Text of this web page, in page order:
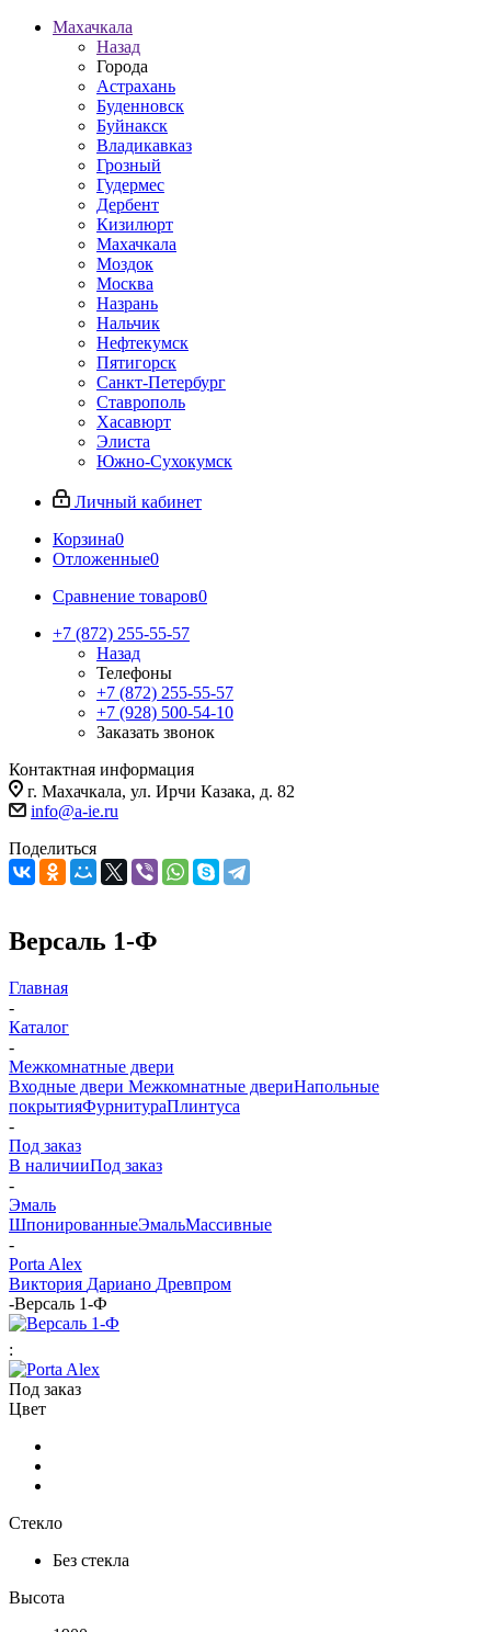
Махачкала
Назад
Города
Астрахань
Буденновск
Буйнакск
Владикавказ
Грозный
Гудермес
Дербент
Кизилюрт
Махачкала
Моздок
Москва
Назрань
Нальчик
Нефтекумск
Пятигорск
Санкт-Петербург
Ставрополь
Хасавюрт
Элиста
Южно-Сухокумск
Личный кабинет
Корзина0
Отложенные0
Сравнение товаров0
+7 (872) 255-55-57
Назад
Телефоны
+7 (872) 255-55-57
+7 (928) 500-54-10
Заказать звонок
Контактная информация
г. Махачкала, ул. Ирчи Казака, д. 82
info@a-ie.ru
Поделиться
Версаль 1-Ф
Главная
-
Каталог
-
Межкомнатные двери
Входные двери Межкомнатные двериНапольные
покрытияФурнитураПлинтуса
-
Под заказ
В наличииПод заказ
-
Эмаль
ШпонированныеЭмальМассивные
-
Porta Alex
Виктория Дариано Древпром
-Версаль 1-Ф
:
Под заказ
Цвет
Стекло
Без стекла
Высота